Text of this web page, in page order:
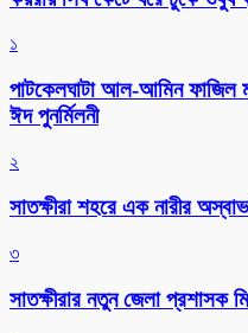
১
পাটকেলঘাটা আল-আমিন ফাজিল
ঈদ পুনর্মিলনী
২
সাতক্ষীরা শহরে এক নারীর
৩
সাতক্ষীরার নতুন জেলা প্রশাসক